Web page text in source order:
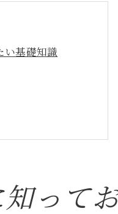
い基礎知識
のポイントって